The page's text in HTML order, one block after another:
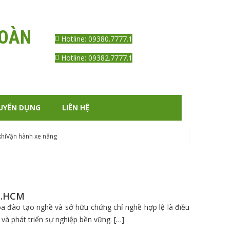
Hotline: 09380.7777.1
Hotline: 09382.7777.1
DỤNG LIÊN HỆ
Vận hành xe nâng
đào tạo nghề và sở hữu chứng chỉ nghề hợp lệ là điều
phát triển sự nghiệp bền vững. […]